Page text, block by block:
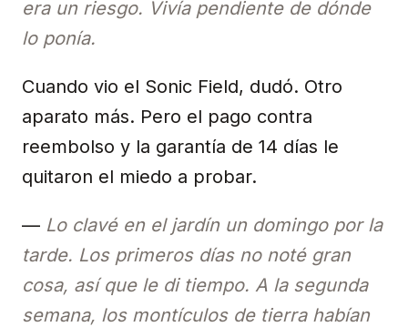
era un riesgo. Vivía pendiente de dónde
lo ponía.
Cuando vio el Sonic Field, dudó. Otro
aparato más. Pero el pago contra
reembolso y la garantía de 14 días le
quitaron el miedo a probar.
— Lo clavé en el jardín un domingo por la
tarde. Los primeros días no noté gran
cosa, así que le di tiempo. A la segunda
semana, los montículos de tierra habían